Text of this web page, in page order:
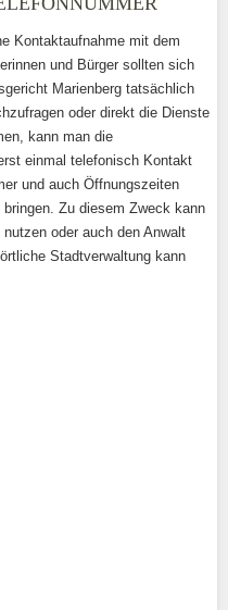
Kontaktaufnahme mit dem
und Bürger sollten sich
Marienberg tatsächlich
oder direkt die Dienste
kann man die
einmal telefonisch Kontakt
und auch Öffnungszeiten
Zu diesem Zweck kann
oder auch den Anwalt
Stadtverwaltung kann